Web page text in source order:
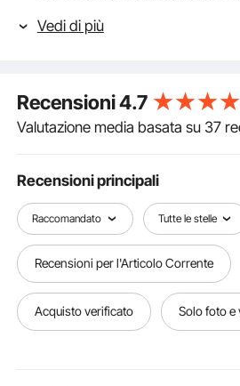
fornisce un'ammortizzazione
durevole: un tappetino in PVC
per il wrestling e altro ancora
Arrotolato per l'uso e la
permette di unire due tappetini
rapido per creare un'ampia
Versatile: questo tappetino da
ginnastica e allenamento è
jitsu, MMA, arti marziali, yoga e
esercizi sportivi
Vedi di più
Recensioni4.7
Valutazione media basata su 37
Recensioni principali
Raccomandato Tutte le stelle
Recensioni per l'Articolo Corrente
Acquisto verificato Solo foto e